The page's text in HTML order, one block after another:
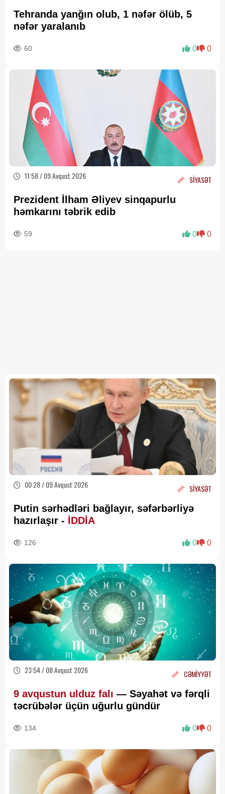
Tehranda yanğın olub, 1 nəfər ölüb, 5
nəfər yaralanıb
60 0 0
11:58 / 09 Avqust 2026 SİYASƏT
Prezident İlham Əliyev sinqapurlu
həmkarını təbrik edib
59 0 0
00:28 / 09 Avqust 2026 SİYASƏT
Putin sərhədləri bağlayır, səfərbərliyə
hazırlaşır - İDDİA
126 0 0
23:54 / 08 Avqust 2026 CƏMİYYƏT
9 avqustun ulduz falı — Səyahət və fərqli
təcrübələr üçün uğurlu gündür
134 0 0